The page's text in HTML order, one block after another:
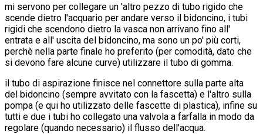
mi servono per collegare un 'altro pezzo di tubo rigido che
scende dietro l'acquario per andare verso il bidoncino, i tubi
rigidi che scendono dietro la vasca non arrivano fino all'
entrata e all' uscita del bidoncino, ma sono un po' più corti,
perchè nella parte finale ho preferito (per comodità, dato che
si devono fare alcune curve) utilizzare il tubo di gomma.
il tubo di aspirazione finisce nel connettore sulla parte alta
del bidoncino (sempre avvitato con la fascetta) e l'altro sulla
pompa (e qui ho utilizzato delle fascette di plastica), infine su
tutti e due i tubi ho collegato una valvola a farfalla in modo da
regolare (quando necessario) il flusso dell'acqua.